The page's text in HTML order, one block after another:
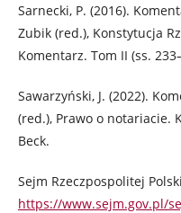
Sarnecki, P. (2016).
Zubik (red.), Konstytucja
Komentarz. Tom II (ss.
Sawarzyński, J. (2022).
(red.), Prawo o notariacie.
Beck.
Sejm Rzeczpospolitej
https://www.sejm.gov.pl/